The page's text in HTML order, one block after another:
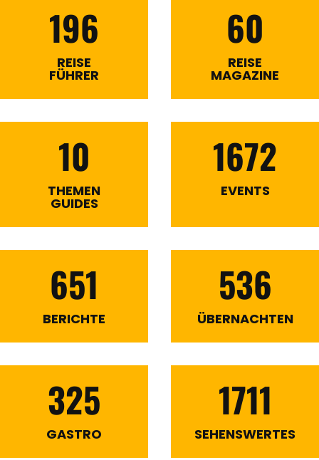
196
REISE
FÜHRER
60
REISE
MAGAZINE
10
THEMEN
GUIDES
1672
EVENTS
651
BERICHTE
536
ÜBERNACHTEN
325
GASTRO
1711
SEHENSWERTES